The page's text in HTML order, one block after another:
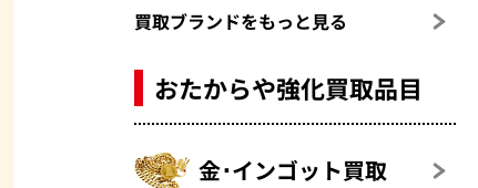
買取ブランドをもっと見る
おたからや強化買取品目
金･インゴット買取